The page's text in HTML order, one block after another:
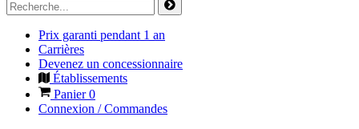
Prix garanti pendant 1 an
Carrières
Devenez un concessionnaire
Établissements
Panier0
Connexion / Commandes